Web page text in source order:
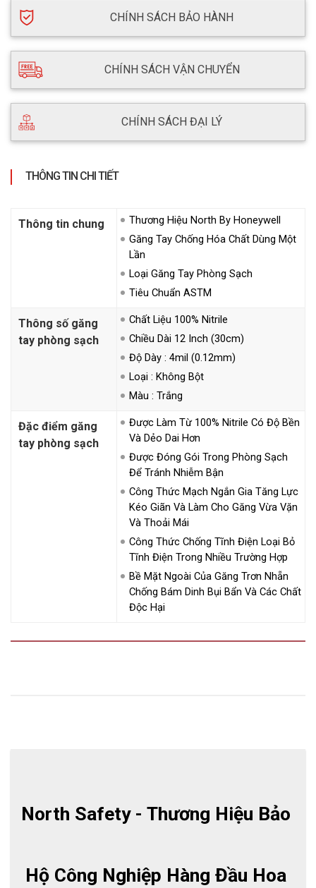
CHÍNH SÁCH BẢO HÀNH
CHÍNH SÁCH VẬN CHUYỂN
CHÍNH SÁCH ĐẠI LÝ
THÔNG TIN CHI TIẾT
Thông tin chung
Thương Hiệu North By Honeywell
Găng Tay Chống Hóa Chất Dùng Một
Lần
Loại Găng Tay Phòng Sạch
Tiêu Chuẩn ASTM
Thông số găng
tay phòng sạch
Chất Liệu 100% Nitrile
Chiều Dài 12 Inch (30cm)
Độ Dày : 4mil (0.12mm)
Loại : Không Bột
Màu : Trắng
Đặc điểm găng
tay phòng sạch
Được Làm Từ 100% Nitrile Có Độ Bền
Và Dẻo Dai Hơn
Được Đóng Gói Trong Phòng Sạch
Để Tránh Nhiễm Bận
Công Thức Mạch Ngắn Gia Tăng Lực
Kéo Giãn Và Làm Cho Găng Vừa Vặn
Và Thoải Mái
Công Thức Chống Tĩnh Điện Loại Bỏ
Tĩnh Điện Trong Nhiều Trường Hợp
Bề Mặt Ngoài Của Găng Trơn Nhẵn
Chống Bám Dinh Bụi Bẩn Và Các Chất
Độc Hại
North Safety - Thương Hiệu Bảo
Hộ Công Nghiệp Hàng Đầu Hoa